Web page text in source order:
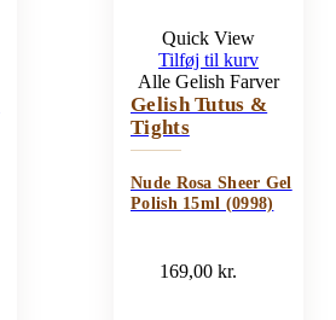
Quick View
Tilføj til kurv
Alle Gelish Farver
Gelish Tutus &
Tights
Nude Rosa Sheer Gel
Polish 15ml (0998)
169,00kr.